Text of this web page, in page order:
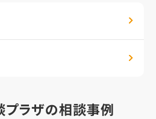
ラザの相談事例